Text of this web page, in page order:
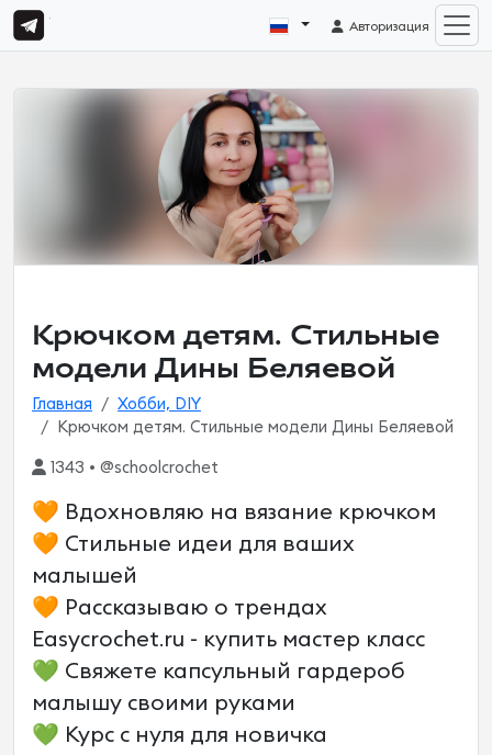
Авторизация
Крючком детям. Стильные
модели Дины Беляевой
Главная
Хобби, DIY
Крючком детям. Стильные модели Дины Беляевой
1343 • @schoolcrochet
🧡 Вдохновляю на вязание крючком
🧡 Стильные идеи для ваших
малышей
🧡 Рассказываю о трендах
Easycrochet.ru - купить мастер класс
💚 Свяжете капсульный гардероб
малышу своими руками
💚 Курс с нуля для новичка